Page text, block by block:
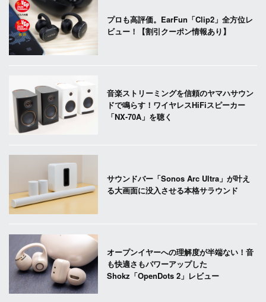
プロも高評価。EarFun「Clip2」全方位レ
ビュー！【割引クーポン情報あり】
音楽ストリーミングを信頼のヤマハサウン
ドで鳴らす！ワイヤレスHiFiスピーカー
「NX-70A」を聴く
サウンドバー「Sonos Arc Ultra」が叶え
る大画面に没入させる本格サラウンド
オープンイヤーへの理解度が半端ない！音
も快適さもパワーアップした
Shokz「OpenDots 2」レビュー